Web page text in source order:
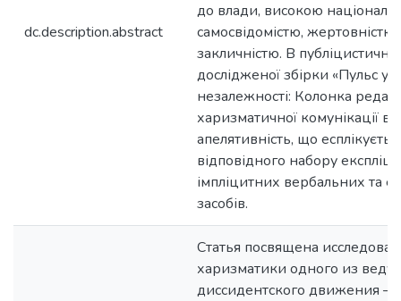
dc.description.abstract
до влади, високою
самосвідомістю,
закличністю. В
дослідженої збірки «Пульс
незалежності: Колонка
харизматичної комунікації
апелятивність, що
відповідного набору
імпліцитних вербальних та
засобів.
Статья посвящена
харизматики одного из
диссидентского движения —